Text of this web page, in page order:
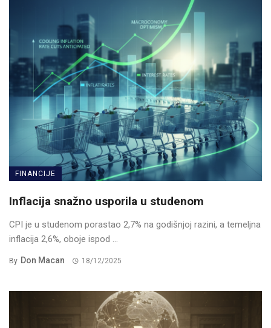
FINANCIJE
Inflacija snažno usporila u studenom
CPI je u studenom porastao 2,7% na godišnjoj razini, a temeljna
inflacija 2,6%, oboje ispod ...
By Don Macan 18/12/2025